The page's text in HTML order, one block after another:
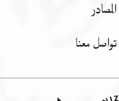
المصادر
تواصل معنا